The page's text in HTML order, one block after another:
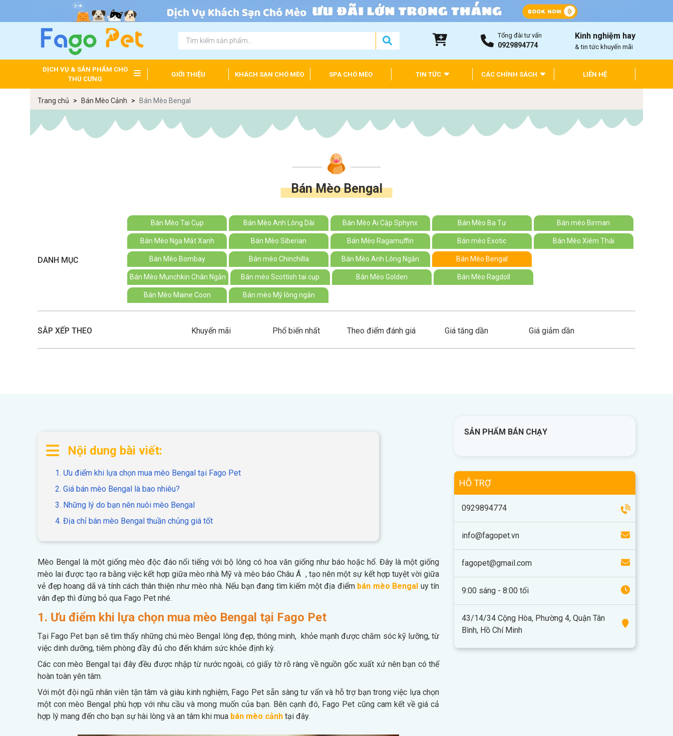
Tổng đài tư vấn
0929894774
Kinh nghiệm hay
& tin tức khuyến mãi
DỊCH VỤ & SẢN PHẨM CHO
THÚ CƯNG
GIỚI THIỆU KHÁCH SẠN CHÓ MÈO SPA CHÓ MÈO TIN TỨC CÁC CHÍNH SÁCH LIÊN HỆ
Trang chủ Bán Mèo Cảnh Bán Mèo Bengal
Bán Mèo Bengal
DANH MỤC
Bán Mèo Tai Cụp Bán Mèo Anh Lông Dài Bán Mèo Ai Cập Sphynx Bán Mèo Ba Tư Bán mèo Birman
Bán Mèo Nga Mắt Xanh Bán Mèo Siberian Bán Mèo Ragamuffin Bán mèo Exotic Bán Mèo Xiêm Thái
Bán Mèo Bombay Bán mèo Chinchilla Bán Mèo Anh Lông Ngắn Bán Mèo Bengal
Bán Mèo Munchkin Chân Ngắn Bán mèo Scottish tai cụp Bán Mèo Golden Bán Mèo Ragdoll
Bán Mèo Maine Coon Bán mèo Mỹ lông ngắn
SẮP XẾP THEO Khuyến mãi Phổ biến nhất Theo điểm đánh giá Giá tăng dần Giá giảm dần
Nội dung bài viết:
1. Ưu điểm khi lựa chọn mua mèo Bengal tại Fago Pet
2. Giá bán mèo Bengal là bao nhiêu?
3. Những lý do bạn nên nuôi mèo Bengal
4. Địa chỉ bán mèo Bengal thuần chủng giá tốt
Mèo Bengal là một giống mèo độc đáo nổi tiếng với bộ lông có hoa văn giống như báo hoặc hổ. Đây là một giống
mèo lai được tạo ra bằng việc kết hợp giữa mèo nhà Mỹ và mèo báo Châu Á , tạo nên một sự kết hợp tuyệt vời giữa
vẻ đẹp hoang dã và tính cách thân thiện như mèo nhà. Nếu bạn đang tìm kiếm một địa điểm bán mèo Bengal uy tín
vân đẹp thì đừng bỏ qua Fago Pet nhé.
1. Ưu điểm khi lựa chọn mua mèo Bengal tại Fago Pet
Tại Fago Pet bạn sẽ tìm thấy những chú mèo Bengal lông đẹp, thông minh, khỏe mạnh được chăm sóc kỹ lưỡng, từ
việc dinh dưỡng, tiêm phòng đầy đủ cho đến khám sức khỏe định kỳ.
Các con mèo Bengal tại đây đều được nhập từ nước ngoài, có giấy tờ rõ ràng về nguồn gốc xuất xứ nên bạn có thể
hoàn toàn yên tâm.
Với một đội ngũ nhân viên tận tâm và giàu kinh nghiệm, Fago Pet sẵn sàng tư vấn và hỗ trợ bạn trong việc lựa chọn
một con mèo Bengal phù hợp với nhu cầu và mong muốn của bạn. Bên cạnh đó, Fago Pet cũng cam kết về giá cả
hợp lý mang đến cho bạn sự hài lòng và an tâm khi mua bán mèo cảnh tại đây.
SẢN PHẨM BÁN CHẠY
HỖ TRỢ
0929894774
info@fagopet.vn
fagopet@gmail.com
9:00 sáng - 8:00 tối
43/14/34 Cộng Hòa, Phường 4, Quận Tân
Bình, Hồ Chí Minh